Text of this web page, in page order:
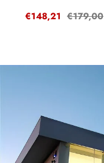
Preço
€148,21 Preço
€179,00